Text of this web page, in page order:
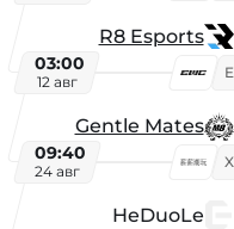
R8 Esports
03:00
12 авг
Gentle Mates
09:40
24 авг
HeDuoLe